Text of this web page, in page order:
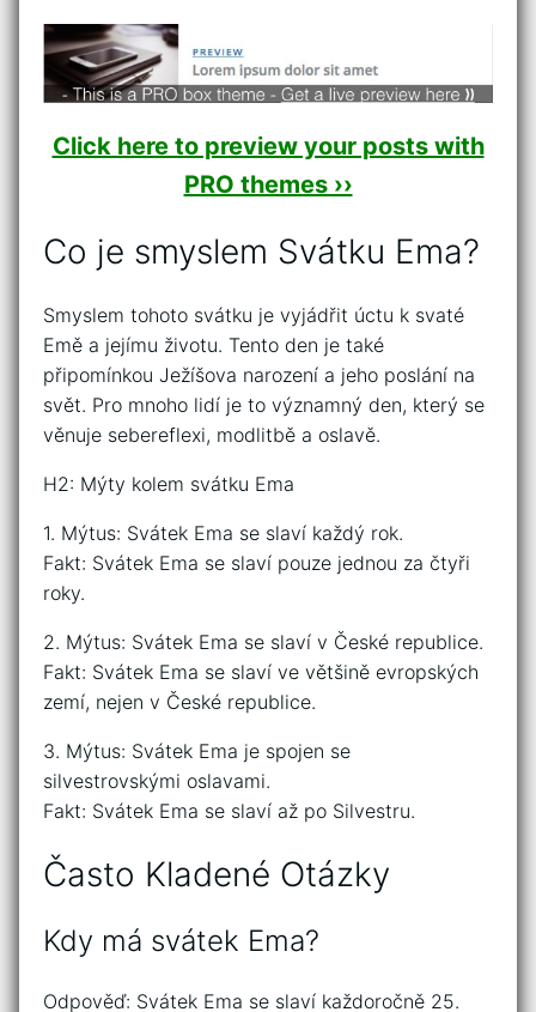
Click here to preview your posts with
PRO themes ››
Co je smyslem Svátku Ema?
Smyslem tohoto svátku je vyjádřit úctu k svaté
Emě a jejímu životu. Tento den je také
připomínkou Ježíšova narození a jeho poslání na
svět. Pro mnoho lidí je to významný den, který se
věnuje sebereflexi, modlitbě a oslavě.
H2: Mýty kolem svátku Ema
1. Mýtus: Svátek Ema se slaví každý rok.
Fakt: Svátek Ema se slaví pouze jednou za čtyři
roky.
2. Mýtus: Svátek Ema se slaví v České republice.
Fakt: Svátek Ema se slaví ve většině evropských
zemí, nejen v České republice.
3. Mýtus: Svátek Ema je spojen se
silvestrovskými oslavami.
Fakt: Svátek Ema se slaví až po Silvestru.
Často Kladené Otázky
Kdy má svátek Ema?
Odpověď: Svátek Ema se slaví každoročně 25.